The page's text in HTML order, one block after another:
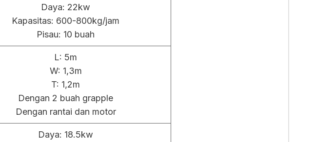
Daya: 22kw
Kapasitas: 600-800kg/jam
Pisau: 10 buah
L: 5m
W: 1,3m
T: 1,2m
Dengan 2 buah grapple
Dengan rantai dan motor
Daya: 18.5kw